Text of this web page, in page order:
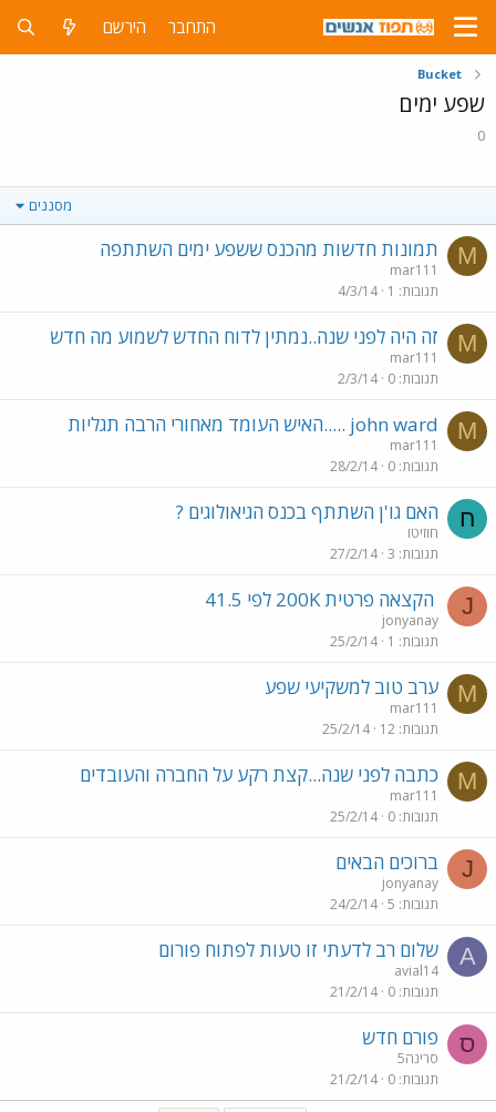
התחבר הירשם
Bucket
שפע ימים
0
מסננים
M תמונות חדשות מהכנס ששפע ימים השתתפה
mar111
תגובות 1
4/3/14
M זה היה לפני שנה..נמתין לדוח החדש לשמוע מה חדש
mar111
תגובות 0
2/3/14
M john ward .....האיש העומד מאחורי הרבה תגליות
mar111
תגובות 0
28/2/14
ח האם גו'ן השתתף בכנס הגיאולוגים ?
חוזיטו
תגובות 3
27/2/14
J הקצאה פרטית 200K לפי 41.5
jonyanay
תגובות 1
25/2/14
M ערב טוב למשקיעי שפע
mar111
תגובות 12
25/2/14
M כתבה לפני שנה...קצת רקע על החברה והעובדים
mar111
תגובות 0
25/2/14
J ברוכים הבאים
jonyanay
תגובות 5
24/2/14
A שלום רב לדעתי זו טעות לפתוח פורום
avial14
תגובות 0
21/2/14
ס פורם חדש
סרינה5
תגובות 0
21/2/14